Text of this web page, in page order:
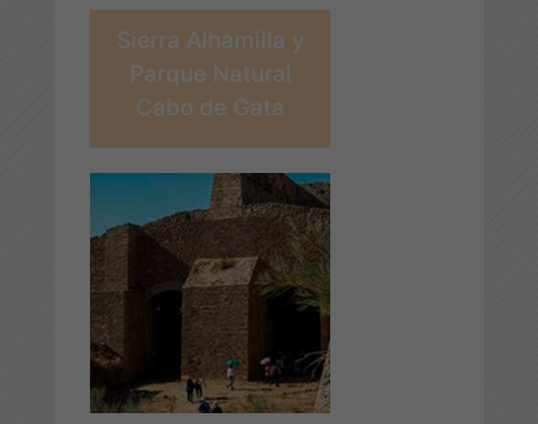
Sierra Alhamilla y
Parque Natural
Cabo de Gata